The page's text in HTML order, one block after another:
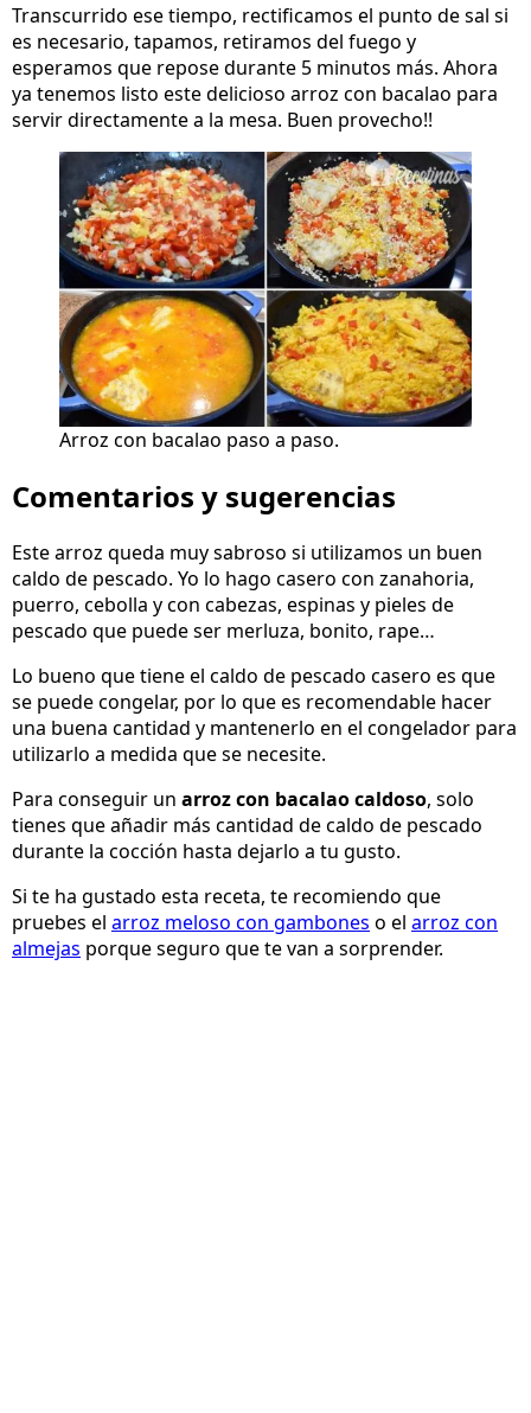
Transcurrido ese tiempo, rectificamos el punto de sal si
es necesario, tapamos, retiramos del fuego y
esperamos que repose durante 5 minutos más. Ahora
ya tenemos listo este delicioso arroz con bacalao para
servir directamente a la mesa. Buen provecho!!
Arroz con bacalao paso a paso.
Comentarios y sugerencias
Este arroz queda muy sabroso si utilizamos un buen
caldo de pescado. Yo lo hago casero con zanahoria,
puerro, cebolla y con cabezas, espinas y pieles de
pescado que puede ser merluza, bonito, rape…
Lo bueno que tiene el caldo de pescado casero es que
se puede congelar, por lo que es recomendable hacer
una buena cantidad y mantenerlo en el congelador para
utilizarlo a medida que se necesite.
Para conseguir un arroz con bacalao caldoso, solo
tienes que añadir más cantidad de caldo de pescado
durante la cocción hasta dejarlo a tu gusto.
Si te ha gustado esta receta, te recomiendo que
pruebes el arroz meloso con gambones o el arroz con
almejas porque seguro que te van a sorprender.